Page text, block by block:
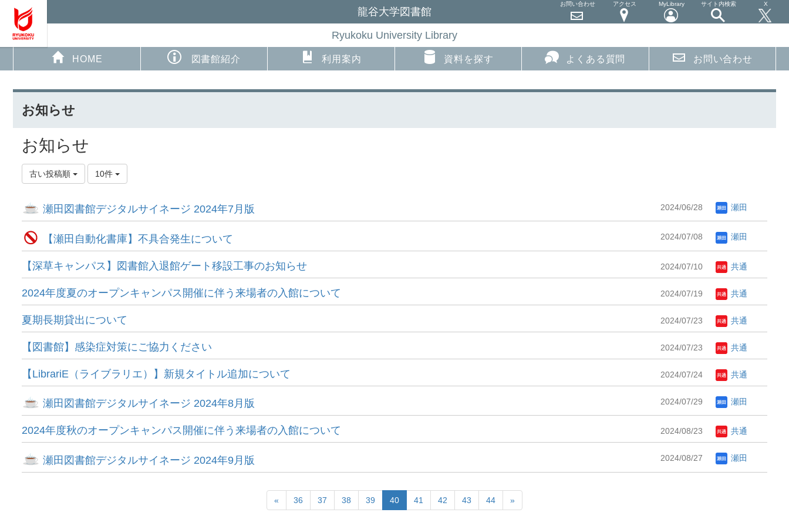
龍谷大学図書館
Ryukoku University Library
お問い合わせ アクセス MyLibrary サイト内検索 X
HOME 図書館紹介 利用案内 資料を探す よくある質問 お問い合わせ
お知らせ
お知らせ
古い投稿順 10件
瀬田図書館デジタルサイネージ 2024年7月版 2024/06/28 瀬田
【瀬田自動化書庫】不具合発生について 2024/07/08 瀬田
【深草キャンパス】図書館入退館ゲート移設工事のお知らせ 2024/07/10 共通
2024年度夏のオープンキャンパス開催に伴う来場者の入館について 2024/07/19 共通
夏期長期貸出について 2024/07/23 共通
【図書館】感染症対策にご協力ください 2024/07/23 共通
【LibrariE（ライブラリエ）】新規タイトル追加について 2024/07/24 共通
瀬田図書館デジタルサイネージ 2024年8月版 2024/07/29 瀬田
2024年度秋のオープンキャンパス開催に伴う来場者の入館について 2024/08/23 共通
瀬田図書館デジタルサイネージ 2024年9月版 2024/08/27 瀬田
« 36 37 38 39 40 41 42 43 44 »